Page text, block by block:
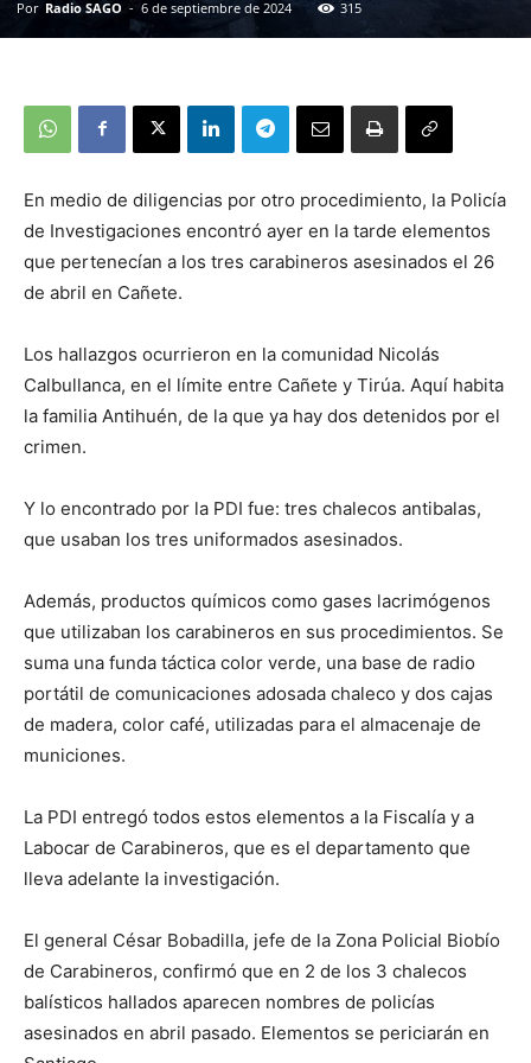
Por Radio SAGO - 6 de septiembre de 2024 315
En medio de diligencias por otro procedimiento, la Policía
de Investigaciones encontró ayer en la tarde elementos
que pertenecían a los tres carabineros asesinados el 26
de abril en Cañete.
Los hallazgos ocurrieron en la comunidad Nicolás
Calbullanca, en el límite entre Cañete y Tirúa. Aquí habita
la familia Antihuén, de la que ya hay dos detenidos por el
crimen.
Y lo encontrado por la PDI fue: tres chalecos antibalas,
que usaban los tres uniformados asesinados.
Además, productos químicos como gases lacrimógenos
que utilizaban los carabineros en sus procedimientos. Se
suma una funda táctica color verde, una base de radio
portátil de comunicaciones adosada chaleco y dos cajas
de madera, color café, utilizadas para el almacenaje de
municiones.
La PDI entregó todos estos elementos a la Fiscalía y a
Labocar de Carabineros, que es el departamento que
lleva adelante la investigación.
El general César Bobadilla, jefe de la Zona Policial Biobío
de Carabineros, confirmó que en 2 de los 3 chalecos
balísticos hallados aparecen nombres de policías
asesinados en abril pasado. Elementos se periciarán en